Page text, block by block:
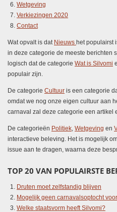
Wetgeving
Verkiezingen 2020
Contact
Wat opvalt is dat Nieuws het populairst
in deze categorie de meeste berichten
logisch dat de categorie Wat is Silvomi
populair zijn.
De categorie Cultuur is een categorie
omdat we nog onze eigen cultuur aan
carnaval zal deze categorie een artikel
De categorieën Politiek Wetgeving en
interactieve beleving. Het is mogelijk
issue aan te dragen, waarna deze
TOP 20 VAN POPULAIRSTE
Druten moet zelfstandig blijven
Mogelijk geen carnavalsoptocht
Welke staatsvorm heeft Silvomi?